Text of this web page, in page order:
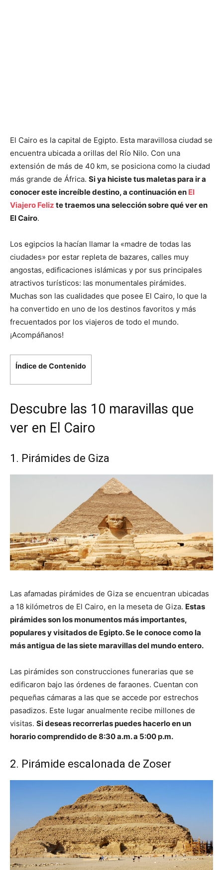
El Cairo es la capital de Egipto. Esta maravillosa ciudad se
encuentra ubicada a orillas del Río Nilo. Con una
extensión de más de 40 km, se posiciona como la ciudad
más grande de África. Si ya hiciste tus maletas para ir a
conocer este increíble destino, a continuación en El
Viajero Feliz te traemos una selección sobre qué ver en
El Cairo.
Los egipcios la hacían llamar la «madre de todas las
ciudades» por estar repleta de bazares, calles muy
angostas, edificaciones islámicas y por sus principales
atractivos turísticos: las monumentales pirámides.
Muchas son las cualidades que posee El Cairo, lo que la
ha convertido en uno de los destinos favoritos y más
frecuentados por los viajeros de todo el mundo.
¡Acompáñanos!
Índice de Contenido
Descubre las 10 maravillas que
ver en El Cairo
1. Pirámides de Giza
Las afamadas pirámides de Giza se encuentran ubicadas
a 18 kilómetros de El Cairo, en la meseta de Giza. Estas
pirámides son los monumentos más importantes,
populares y visitados de Egipto. Se le conoce como la
más antigua de las siete maravillas del mundo entero.
Las pirámides son construcciones funerarias que se
edificaron bajo las órdenes de faraones. Cuentan con
pequeñas cámaras a las que se accede por estrechos
pasadizos. Este lugar anualmente recibe millones de
visitas. Si deseas recorrerlas puedes hacerlo en un
horario comprendido de 8:30 a.m. a 5:00 p.m.
2. Pirámide escalonada de Zoser